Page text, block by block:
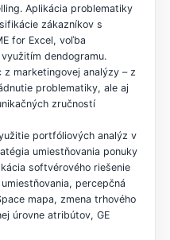
Aplikácia problematiky
zákazníkov s
for Excel, voľba
dendogramu.
marketingovej analýzy – z
problematiky, ale aj
zručností
portfóliových analýz v
umiestňovania ponuky
softvérového riešenie
percepčná
mapa, zmena trhového
úrovne atribútov, GE